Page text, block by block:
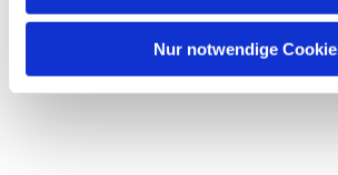
Nur notwendige